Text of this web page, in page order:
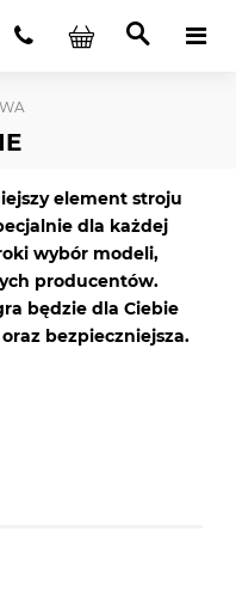
element stroju
dla każdej
wybór modeli,
producentów.
będzie dla Ciebie
bezpieczniejsza.